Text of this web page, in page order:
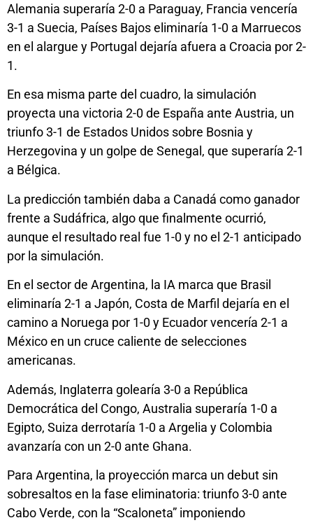
Alemania superaría 2-0 a Paraguay, Francia vencería
3-1 a Suecia, Países Bajos eliminaría 1-0 a Marruecos
en el alargue y Portugal dejaría afuera a Croacia por 2-
1.
En esa misma parte del cuadro, la simulación
proyecta una victoria 2-0 de España ante Austria, un
triunfo 3-1 de Estados Unidos sobre Bosnia y
Herzegovina y un golpe de Senegal, que superaría 2-1
a Bélgica.
La predicción también daba a Canadá como ganador
frente a Sudáfrica, algo que finalmente ocurrió,
aunque el resultado real fue 1-0 y no el 2-1 anticipado
por la simulación.
En el sector de Argentina, la IA marca que Brasil
eliminaría 2-1 a Japón, Costa de Marfil dejaría en el
camino a Noruega por 1-0 y Ecuador vencería 2-1 a
México en un cruce caliente de selecciones
americanas.
Además, Inglaterra golearía 3-0 a República
Democrática del Congo, Australia superaría 1-0 a
Egipto, Suiza derrotaría 1-0 a Argelia y Colombia
avanzaría con un 2-0 ante Ghana.
Para Argentina, la proyección marca un debut sin
sobresaltos en la fase eliminatoria: triunfo 3-0 ante
Cabo Verde, con la “Scaloneta” imponiendo